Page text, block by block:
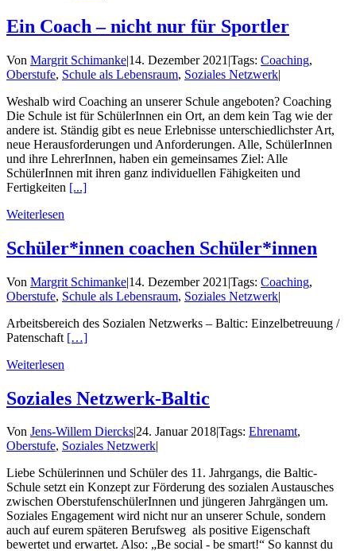
Ein Coach – nicht nur für Sportler
Von Margrit Schimanke|14. Dezember 2021 |Tags: Coaching,
Oberstufe, Schule als Lebensraum, Soziales Netzwerk|
Weshalb wird Coaching an unserer Schule angeboten? Coaching
Die Schule ist für SchülerInnen ein Ort, an dem kein Tag wie der
andere ist. Ständig gibt es neue Erlebnisse unterschiedlichster Art,
neue Herausforderungen und Anforderungen. Alle, SchülerInnen
und ihre LehrerInnen, haben ein gemeinsames Ziel: Alle
SchülerInnen mit ihren ganz individuellen Fähigkeiten und
Fertigkeiten [...]
Weiterlesen
Schüler*innen coachen Schüler*innen
Von Margrit Schimanke|14. Dezember 2021 |Tags: Coaching,
Oberstufe, Schule als Lebensraum, Soziales Netzwerk|
Arbeitsbereich des Sozialen Netzwerks – Baltic: Einzelbetreuung /
Patenschaft […]
Weiterlesen
Soziales Netzwerk-Baltic
Von Jens-Willem Diercks|24. Januar 2018|Tags: Ehrenamt,
Oberstufe, Soziales Netzwerk|
Liebe Schülerinnen und Schüler des 11. Jahrgangs, die Baltic-
Schule setzt ein Konzept zur Förderung des sozialen Austausches
zwischen OberstufenschülerInnen und jüngeren Jahrgängen um.
Soziales Engagement wird nicht nur an unserer Schule, sondern
auch auf eurem späteren Berufsweg als positive Eigenschaft
bewertet und erwartet. Also: „Be social - be smart!“ So kannst du